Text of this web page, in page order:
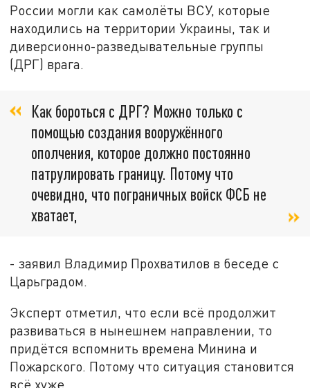
России могли как самолёты ВСУ, которые
находились на территории Украины, так и
диверсионно-разведывательные группы
(ДРГ) врага.
Как бороться с ДРГ? Можно только с
помощью создания вооружённого
ополчения, которое должно постоянно
патрулировать границу. Потому что
очевидно, что пограничных войск ФСБ не
хватает,
- заявил Владимир Прохватилов в беседе с
Царьградом.
Эксперт отметил, что если всё продолжит
развиваться в нынешнем направлении, то
придётся вспомнить времена Минина и
Пожарского. Потому что ситуация становится
всё хуже.